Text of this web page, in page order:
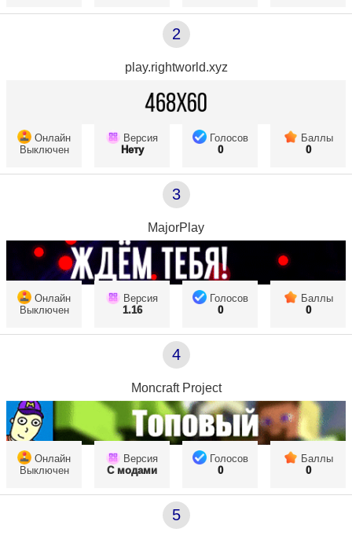
2
play.rightworld.xyz
Онлайн
Выключен
Версия
Нету
Голосов
0
Баллы
0
3
MajorPlay
Онлайн
Выключен
Версия
1.16
Голосов
0
Баллы
0
4
Moncraft Project
Онлайн
Выключен
Версия
С модами
Голосов
0
Баллы
0
5